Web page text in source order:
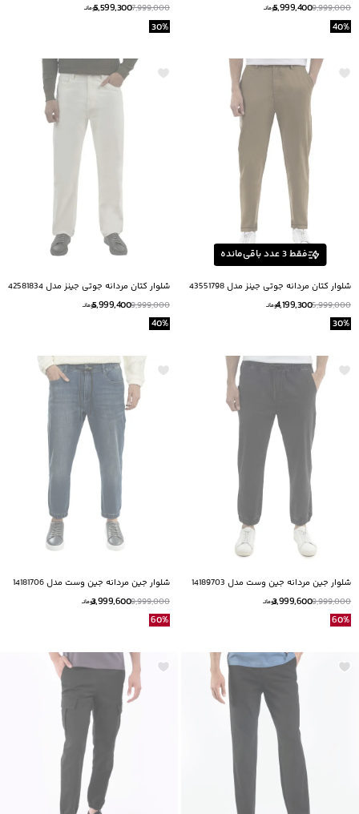
9,999,000
5,999,400تومانــ
40%
7,999,000
5,599,300تومانــ
30%
فقط3عدد باقی‌مانده
شلوار کتان مردانه جوتی جینز مدل 43551798
5,999,000
4,199,300تومانــ
30%
شلوار کتان مردانه جوتی جینز مدل 42581834
9,999,000
5,999,400تومانــ
40%
شلوار جین مردانه جین وست مدل 14189703
9,999,000
3,999,600تومانــ
60%
شلوار جین مردانه جین وست مدل 14181706
9,999,000
3,999,600تومانــ
60%